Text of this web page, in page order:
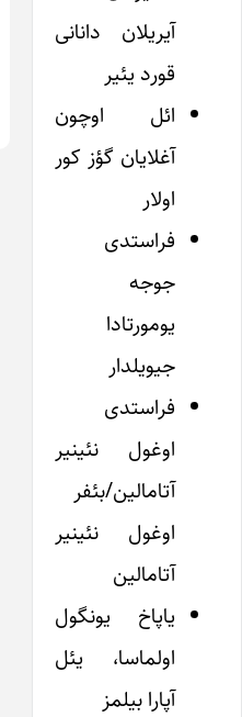
آیریلان دانانی
قورد یئیر
ائل اوچون
آغلایان گؤز کور
اولار
فراستدی
جوجه
یومورتادا
جیویلدار
فراستدی
اوغول نئینیر
آتامالین/بئفر
اوغول نئینیر
آتامالین
یاپاخ یونگول
اولماسا، یئل
آپارا بیلمز